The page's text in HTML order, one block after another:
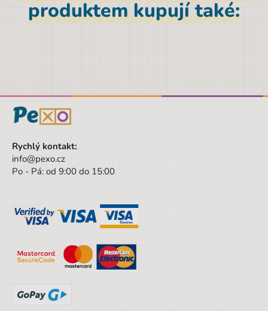
Šířka obalu
34 cm
Výška
38 cm
Šířka
Výška obalu
Věk od
Sada/Sety/Balíčky
Designová položka
Motiv
produktem kupují také:
Rychlý kontakt:
info@pexo.cz
Po - Pá: od 9:00 do 15:00